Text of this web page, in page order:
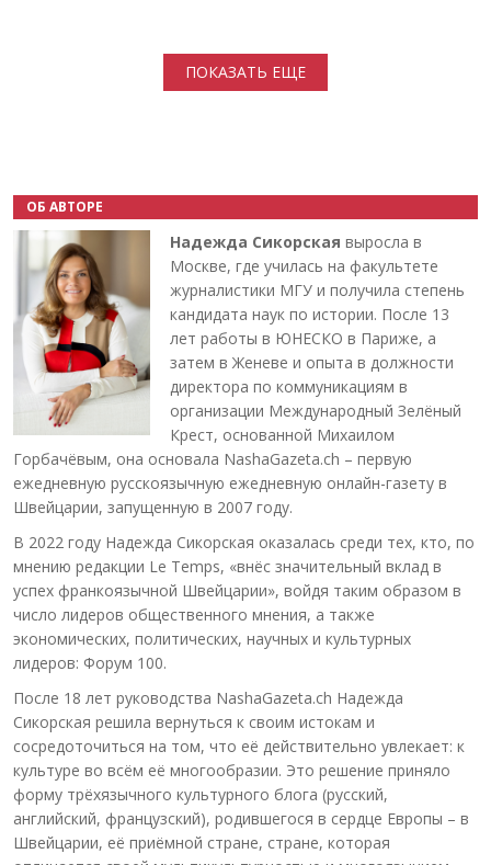
ПОКАЗАТЬ ЕЩЕ
ОБ АВТОРЕ
Надежда Сикорская выросла в
Москве, где училась на факультете
журналистики МГУ и получила степень
кандидата наук по истории. После 13
лет работы в ЮНЕСКО в Париже, а
затем в Женеве и опыта в должности
директора по коммуникациям в
организации Международный Зелёный
Крест, основанной Михаилом
Горбачёвым, она основала NashaGazeta.ch – первую
ежедневную русскоязычную ежедневную онлайн-газету в
Швейцарии, запущенную в 2007 году.
В 2022 году Надежда Сикорская оказалась среди тех, кто, по
мнению редакции Le Temps, «внёс значительный вклад в
успех франкоязычной Швейцарии», войдя таким образом в
число лидеров общественного мнения, а также
экономических, политических, научных и культурных
лидеров: Форум 100.
После 18 лет руководства NashaGazeta.ch Надежда
Сикорская решила вернуться к своим истокам и
сосредоточиться на том, что её действительно увлекает: к
культуре во всём её многообразии. Это решение приняло
форму трёхязычного культурного блога (русский,
английский, французский), родившегося в сердце Европы – в
Швейцарии, её приёмной стране, стране, которая